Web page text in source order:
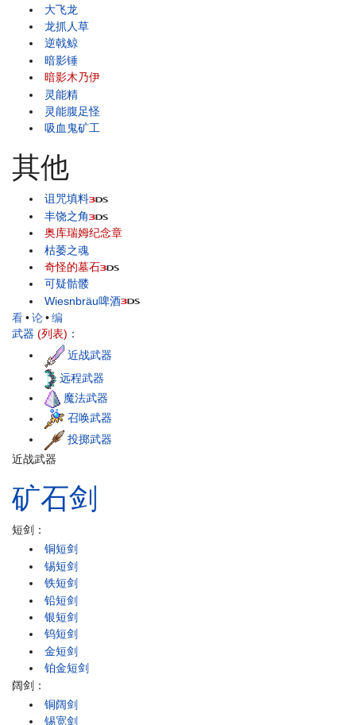
大飞龙
龙抓人草
逆戟鲸
暗影锤
暗影木乃伊
灵能精
灵能腹足怪
吸血鬼矿工
其他
诅咒填料
丰饶之角
奥库瑞姆纪念章
枯萎之魂
奇怪的墓石
可疑骷髅
Wiesnbräu啤酒
看•论•编
武器 (列表) ：
近战武器
远程武器
魔法武器
召唤武器
投掷武器
近战武器
矿石剑
短剑：
铜短剑
锡短剑
铁短剑
铅短剑
银短剑
钨短剑
金短剑
铂金短剑
阔剑：
铜阔剑
锡宽剑